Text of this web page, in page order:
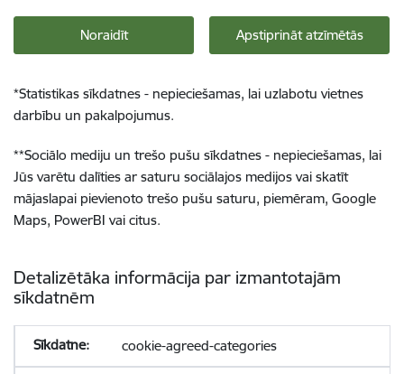
Noraidīt Apstiprināt atzīmētās
*Statistikas sīkdatnes - nepieciešamas, lai uzlabotu vietnes
darbību un pakalpojumus.
**Sociālo mediju un trešo pušu sīkdatnes - nepieciešamas, lai
Jūs varētu dalīties ar saturu sociālajos medijos vai skatīt
mājaslapai pievienoto trešo pušu saturu, piemēram, Google
Maps, PowerBI vai citus.
Detalizētāka informācija par izmantotajām
sīkdatnēm
cookie-agreed-categories